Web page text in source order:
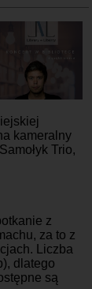
kameralny
Trio,
z
za to z
Liczba
dlatego
są